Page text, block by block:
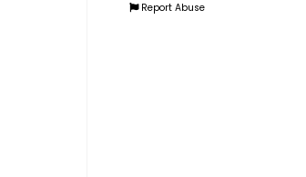
Report Abuse